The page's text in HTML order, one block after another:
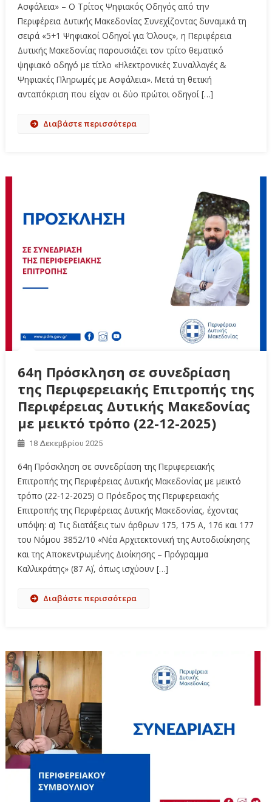
Ασφάλεια» – Ο Τρίτος Ψηφιακός Οδηγός από την
Περιφέρεια Δυτικής Μακεδονίας Συνεχίζοντας δυναμικά τη
σειρά «5+1 Ψηφιακοί Οδηγοί για Όλους», η Περιφέρεια
Δυτικής Μακεδονίας παρουσιάζει τον τρίτο θεματικό
ψηφιακό οδηγό με τίτλο «Ηλεκτρονικές Συναλλαγές &
Ψηφιακές Πληρωμές με Ασφάλεια». Μετά τη θετική
ανταπόκριση που είχαν οι δύο πρώτοι οδηγοί […]
Διαβάστε περισσότερα
64η Πρόσκληση σε συνεδρίαση
της Περιφερειακής Επιτροπής της
Περιφέρειας Δυτικής Μακεδονίας
με μεικτό τρόπο (22-12-2025)
18 Δεκεμβρίου 2025
64η Πρόσκληση σε συνεδρίαση της Περιφερειακής
Επιτροπής της Περιφέρειας Δυτικής Μακεδονίας με μεικτό
τρόπο (22-12-2025) Ο Πρόεδρος της Περιφερειακής
Επιτροπής της Περιφέρειας Δυτικής Μακεδονίας, έχοντας
υπόψη: α) Τις διατάξεις των άρθρων 175, 175 Α, 176 και 177
του Νόμου 3852/10 «Νέα Αρχιτεκτονική της Αυτοδιοίκησης
και της Αποκεντρωμένης Διοίκησης – Πρόγραμμα
Καλλικράτης» (87 Α΄), όπως ισχύουν […]
Διαβάστε περισσότερα